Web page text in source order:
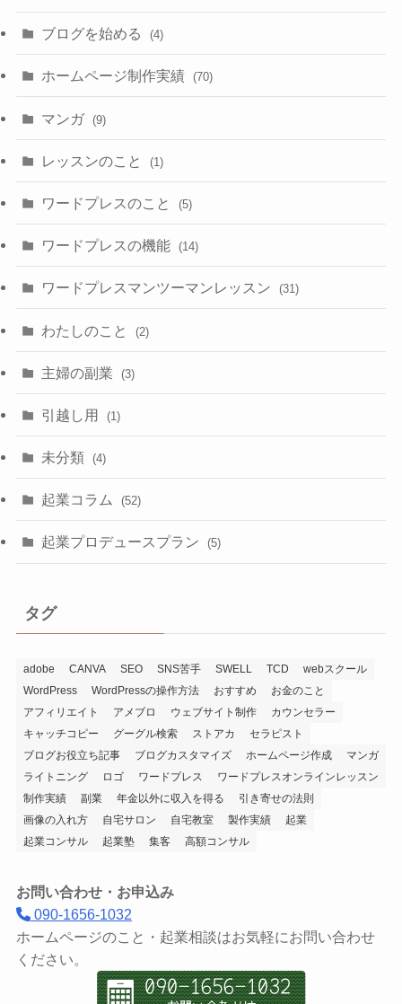
ブログを始める (4)
ホームページ制作実績 (70)
マンガ (9)
レッスンのこと (1)
ワードプレスのこと (5)
ワードプレスの機能 (14)
ワードプレスマンツーマンレッスン (31)
わたしのこと (2)
主婦の副業 (3)
引越し用 (1)
未分類 (4)
起業コラム (52)
起業プロデュースプラン (5)
タグ
adobe CANVA SEO SNS苦手 SWELL TCD
webスクール
WordPress
WordPressの操作方法 おすすめ
お金のこと
アフィリエイト
アメブロ ウェブサイト制作
カウンセラー
キャッチコピー
グーグル検索 ストアカ
セラピスト
ブログお役立ち記事
ブログカスタマイズ ホームページ作成
マンガ
ライトニング
ロゴ ワードプレス
ワードプレスオンラインレッスン
制作実績
副業 年金以外に収入を得る
引き寄せの法則
画像の入れ方
自宅サロン 自宅教室 製作実績
起業
起業コンサル
起業塾 集客 高額コンサル
お問い合わせ・お申込み
090-1656-1032
ホームページのこと・起業相談はお気軽にお問い合わせ
ください。